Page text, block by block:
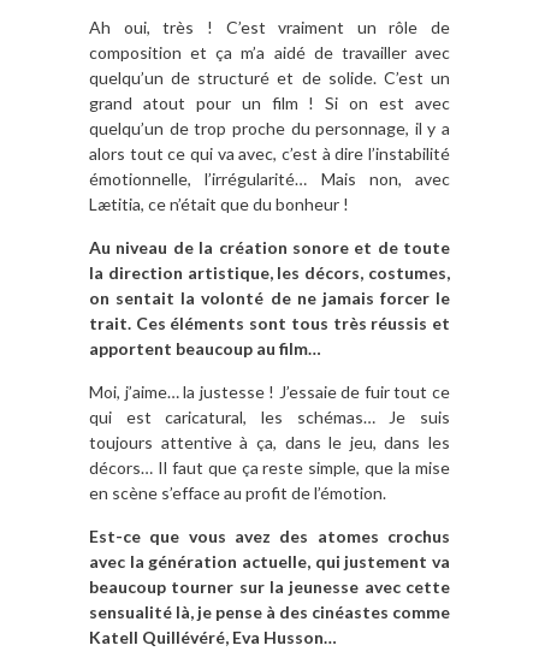
Ah oui, très ! C’est vraiment un rôle de
composition et ça m’a aidé de travailler avec
quelqu’un de structuré et de solide. C’est un
grand atout pour un film ! Si on est avec
quelqu’un de trop proche du personnage, il y a
alors tout ce qui va avec, c’est à dire l’instabilité
émotionnelle, l’irrégularité… Mais non, avec
Lætitia, ce n’était que du bonheur !
Au niveau de la création sonore et de toute
la direction artistique, les décors, costumes,
on sentait la volonté de ne jamais forcer le
trait. Ces éléments sont tous très réussis et
apportent beaucoup au film…
Moi, j’aime… la justesse ! J’essaie de fuir tout ce
qui est caricatural, les schémas… Je suis
toujours attentive à ça, dans le jeu, dans les
décors… Il faut que ça reste simple, que la mise
en scène s’efface au profit de l’émotion.
Est-ce que vous avez des atomes crochus
avec la génération actuelle, qui justement va
beaucoup tourner sur la jeunesse avec cette
sensualité là, je pense à des cinéastes comme
Katell Quillévéré, Eva Husson…